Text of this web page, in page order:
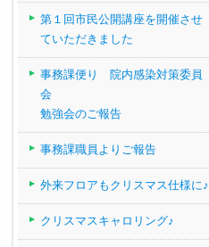
第１回市民公開講座を開催させ
ていただきました
事務課便り 院内感染対策委員
会
勉強会のご報告
事務課職員よりご報告
外来フロアもクリスマス仕様に♪
クリスマスキャロリング♪